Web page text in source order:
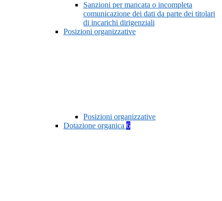
Sanzioni per mancata o incompleta
comunicazione dei dati da parte dei titolari
di incarichi dirigenziali
Posizioni organizzative
Posizioni organizzative
Dotazione organica 6